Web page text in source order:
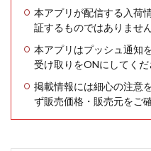
本アプリが配信する入荷
証するものではありません
本アプリはプッシュ通知
受け取りをONにしてくだ
掲載情報には細心の注意
ず販売価格・販売元をご